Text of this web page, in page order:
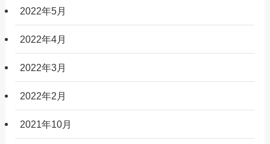
2022年5月
2022年4月
2022年3月
2022年2月
2021年10月